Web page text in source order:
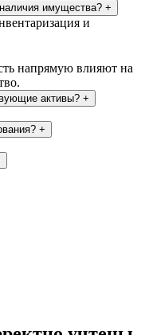
имущества? +
и
напрямую влияют на
активы? +
+